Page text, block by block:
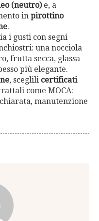
(neutro)e, a
in pirottino
.
i gusti con segni
una nocciola
frutta secca, glassa
più elegante.
, sceglili certificati
come MOCA:
manutenzione